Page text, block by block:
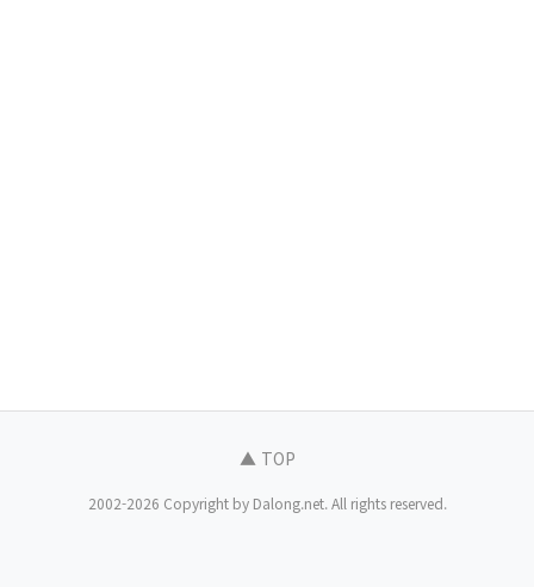
▲ TOP
2002-2026 Copyright by Dalong.net. All rights reserved.